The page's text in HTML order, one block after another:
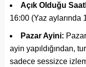
Açık Olduğu
16:00 (Yaz aylarında
Pazar Ayini:
ayin yapıldığından,
sadece sessizce